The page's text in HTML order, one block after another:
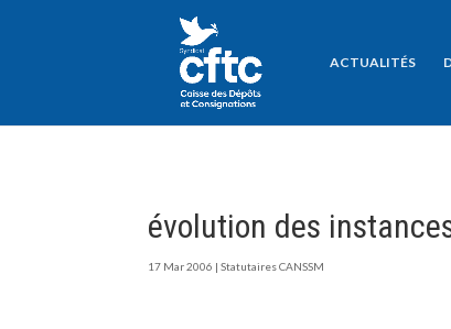
ACTUALITÉS
évolution des
17 Mar 2006 |Statutaires CANSSM